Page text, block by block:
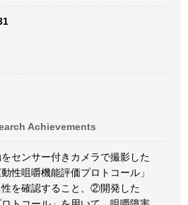
Achievements
センサー付きカメラで撮影した
性咀嚼機能評価プロトコール」
を確認すること、②開発した